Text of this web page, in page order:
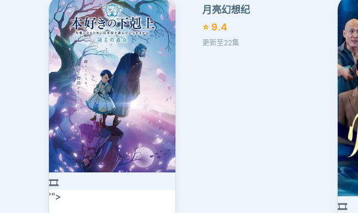
🎞️
'">
月亮幻想纪
⭐ 9.4
更新至22集
🎞️